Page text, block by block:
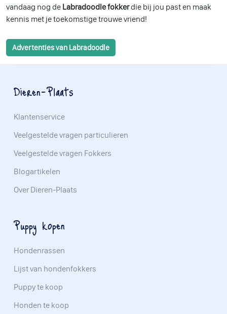
vandaag nog de Labradoodle fokkerdie bij jou past en maak
kennis met je toekomstige trouwe vriend!
Advertenties van Labradoodle
Dieren-Plaats
Klantenservice
Veelgestelde vragen particulieren
Veelgestelde vragen Fokkers
Blogartikelen
Over Dieren-Plaats
Puppy kopen
Hondenrassen
Lijst van hondenfokkers
Puppy te koop
Honden te koop